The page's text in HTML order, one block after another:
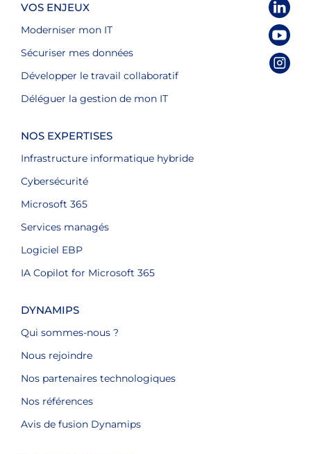
VOS ENJEUX
Moderniser mon IT
Sécuriser mes données
Développer le travail collaboratif
Déléguer la gestion de mon IT
NOS EXPERTISES
Infrastructure informatique hybride
Cybersécurité
Microsoft 365
Services managés
Logiciel EBP
IA Copilot for Microsoft 365
DYNAMIPS
Qui sommes-nous ?
Nous rejoindre
Nos partenaires technologiques
Nos références
Avis de fusion Dynamips